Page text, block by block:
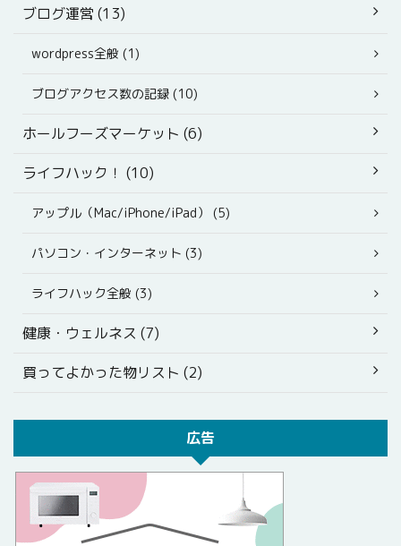
ブログ運営 (13)
wordpress全般 (1)
ブログアクセス数の記録 (10)
ホールフーズマーケット (6)
ライフハック！ (10)
アップル（Mac/iPhone/iPad） (5)
パソコン・インターネット (3)
ライフハック全般 (3)
健康・ウェルネス (7)
買ってよかった物リスト (2)
広告